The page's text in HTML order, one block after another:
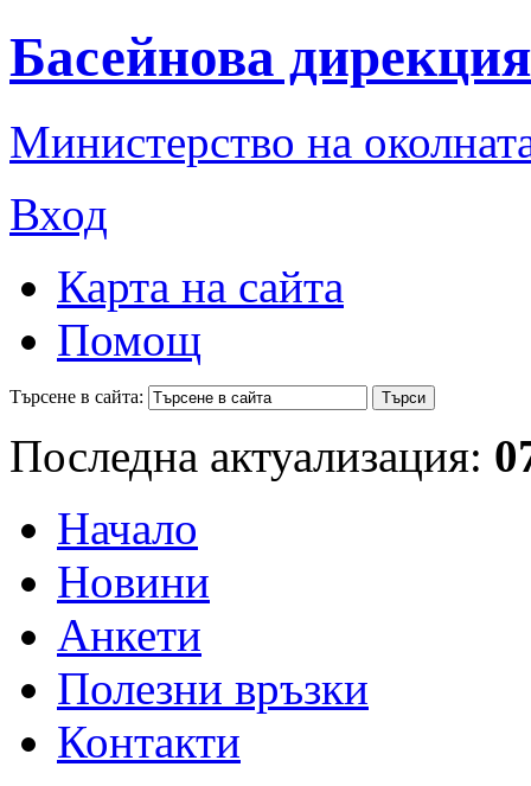
Басейнова
Министерство на
Вход
Карта на сайта
Помощ
Търсене в сайта:
Последна актуализация:
Начало
Новини
Анкети
Полезни връзки
Контакти